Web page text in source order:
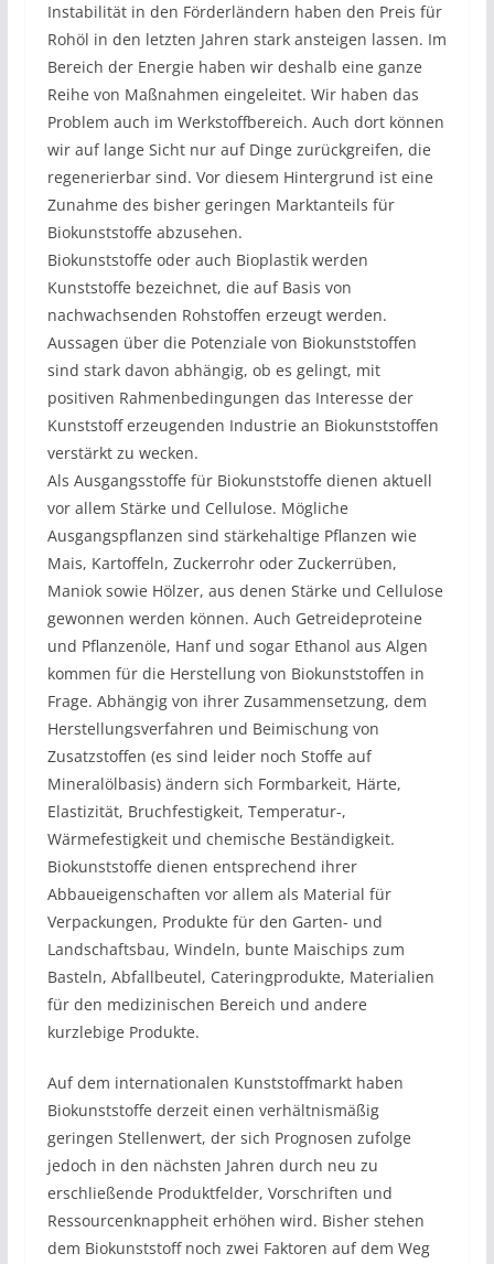
Instabilität in den Förderländern haben den Preis für
Rohöl in den letzten Jahren stark ansteigen lassen. Im
Bereich der Energie haben wir deshalb eine ganze
Reihe von Maßnahmen eingeleitet. Wir haben das
Problem auch im Werkstoffbereich. Auch dort können
wir auf lange Sicht nur auf Dinge zurückgreifen, die
regenerierbar sind. Vor diesem Hintergrund ist eine
Zunahme des bisher geringen Marktanteils für
Biokunststoffe abzusehen.
Biokunststoffe oder auch Bioplastik werden
Kunststoffe bezeichnet, die auf Basis von
nachwachsenden Rohstoffen erzeugt werden.
Aussagen über die Potenziale von Biokunststoffen
sind stark davon abhängig, ob es gelingt, mit
positiven Rahmenbedingungen das Interesse der
Kunststoff erzeugenden Industrie an Biokunststoffen
verstärkt zu wecken.
Als Ausgangsstoffe für Biokunststoffe dienen aktuell
vor allem Stärke und Cellulose. Mögliche
Ausgangspflanzen sind stärkehaltige Pflanzen wie
Mais, Kartoffeln, Zuckerrohr oder Zuckerrüben,
Maniok sowie Hölzer, aus denen Stärke und Cellulose
gewonnen werden können. Auch Getreideproteine
und Pflanzenöle, Hanf und sogar Ethanol aus Algen
kommen für die Herstellung von Biokunststoffen in
Frage. Abhängig von ihrer Zusammensetzung, dem
Herstellungsverfahren und Beimischung von
Zusatzstoffen (es sind leider noch Stoffe auf
Mineralölbasis) ändern sich Formbarkeit, Härte,
Elastizität, Bruchfestigkeit, Temperatur-,
Wärmefestigkeit und chemische Beständigkeit.
Biokunststoffe dienen entsprechend ihrer
Abbaueigenschaften vor allem als Material für
Verpackungen, Produkte für den Garten- und
Landschaftsbau, Windeln, bunte Maischips zum
Basteln, Abfallbeutel, Cateringprodukte, Materialien
für den medizinischen Bereich und andere
kurzlebige Produkte.
Auf dem internationalen Kunststoffmarkt haben
Biokunststoffe derzeit einen verhältnismäßig
geringen Stellenwert, der sich Prognosen zufolge
jedoch in den nächsten Jahren durch neu zu
erschließende Produktfelder, Vorschriften und
Ressourcenknappheit erhöhen wird. Bisher stehen
dem Biokunststoff noch zwei Faktoren auf dem Weg